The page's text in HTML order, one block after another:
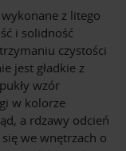
z litego
i solidność
czystości
jest gładkie z
wzór
w kolorze
a rdzawy odcień
we wnętrzach o